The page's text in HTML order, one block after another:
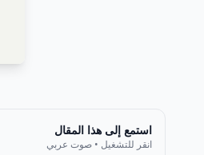
استمع إلى هذا المقال
انقر للتشغيل • صوت عربي